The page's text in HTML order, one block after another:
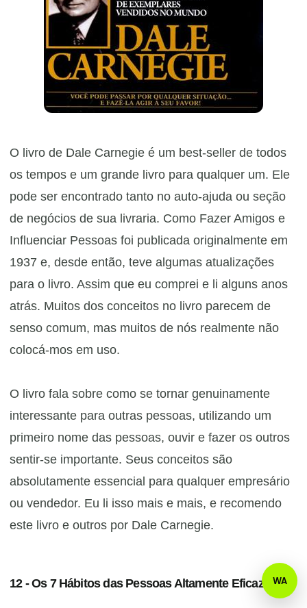
O livro de Dale Carnegie é um best-seller de todos
os tempos e um grande livro para qualquer um. Ele
pode ser encontrado tanto no auto-ajuda ou seção
de negócios de sua livraria. Como Fazer Amigos e
Influenciar Pessoas foi publicada originalmente em
1937 e, desde então, teve algumas atualizações
para o livro. Assim que eu comprei e li alguns anos
atrás. Muitos dos conceitos no livro parecem de
senso comum, mas muitos de nós realmente não
colocá-mos em uso.
​O livro fala sobre como se tornar genuinamente
interessante para outras pessoas, utilizando um
primeiro nome das pessoas, ouvir e fazer os outros
sentir-se importante. Seus conceitos são
absolutamente essencial para qualquer empresário
ou vendedor. Eu li isso mais e mais, e recomendo
este livro e outros por Dale Carnegie.
12 - Os 7 Hábitos das Pessoas Altamente Eficazes de